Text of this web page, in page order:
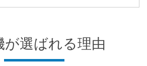
が選ばれる理由